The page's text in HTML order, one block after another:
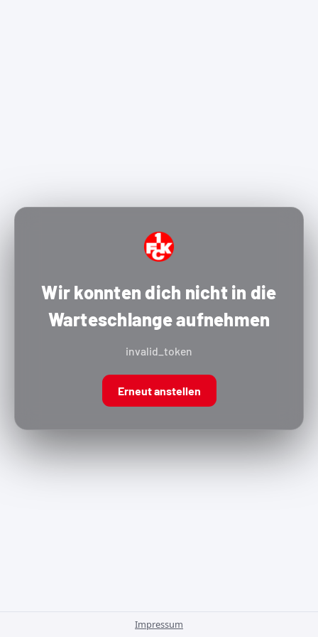
Wir konnten dich nicht in die
Warteschlange aufnehmen
invalid_token
Erneut anstellen
Impressum